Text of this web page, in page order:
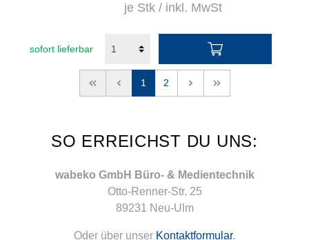
je Stk / inkl. MwSt
sofort lieferbar
<< < 1 2 > >>
SO ERREICHST DU UNS:
wabeko GmbH Büro- & Medientechnik
Otto-Renner-Str. 25
89231 Neu-Ulm
Oder über unser Kontaktformular.